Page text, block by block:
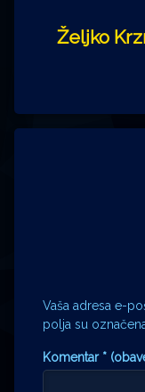
Željko
Vaša adresa e-
polja su
Komentar *